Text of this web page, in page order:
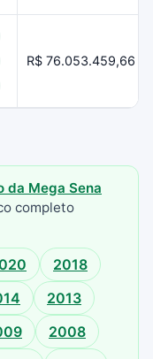
R$ 76.053.459,66
da Mega Sena
completo
2018
2013
2008